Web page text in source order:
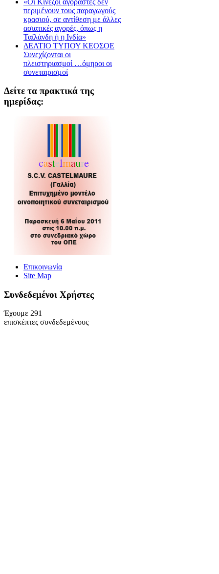
περιμένουν τους παραγωγούς
κρασιού, σε αντίθεση με άλλες
ασιατικές αγορές, όπως η
Ταϊλάνδη ή η Ινδία»
ΔΕΛΤΙΟ ΤΥΠΟΥ ΚΕΟΣΟΕ
Συνεχίζονται οι
πλειστηριασμοί …όμηροι οι
συνεταιρισμοί
Δείτε τα πρακτικά της
ημερίδας:
Επικοινωνία
Site Map
Συνδεδεμένοι Xρήστες
Έχουμε 291
επισκέπτες συνδεδεμένους